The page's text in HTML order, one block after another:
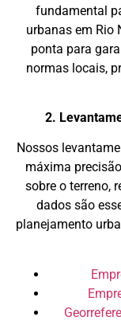
fundamental
urbanas em Rio
ponta para
normas locais,
2.
Nossos
máxima
sobre o terreno,
dados são
planejamento